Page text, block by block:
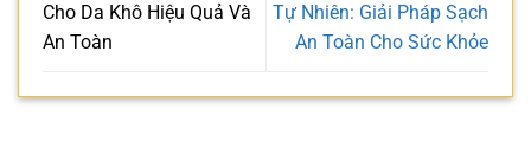
Cho Da Khô Hiệu Quả Và
An Toàn
Tự Nhiên: Giải Pháp Sạch
An Toàn Cho Sức Khỏe